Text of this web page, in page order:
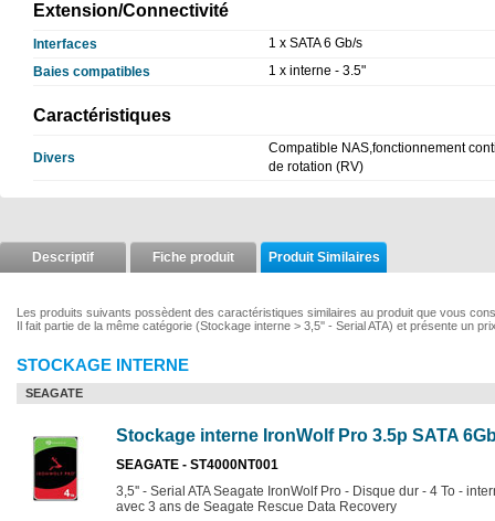
Extension/Connectivité
Interfaces
1 x SATA 6 Gb/s
Baies compatibles
1 x interne - 3.5"
Caractéristiques
Divers
Compatible NAS,fonctionnement
de rotation (RV)
Descriptif Fiche produit Produit Similaires
Les produits suivants possèdent des caractéristiques similaires au produit que vous
Il fait partie de la même catégorie (Stockage interne > 3,5'' - Serial ATA) et présente un
STOCKAGE INTERNE
SEAGATE
Stockage interne IronWolf Pro 3.5p SATA
SEAGATE - ST4000NT001
3,5'' - Serial ATA Seagate IronWolf Pro - Disque dur - 4 To -
avec 3 ans de Seagate Rescue Data Recovery